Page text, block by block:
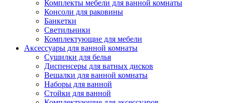
Комплекты мебели для ванной комнаты
Консоли для раковины
Банкетки
Светильники
Комплектующие для мебели
Аксессуары для ванной комнаты
Сушилки для белья
Диспенсеры для ватных дисков
Вешалки для ванной комнаты
Наборы для ванной
Стойки для ванной